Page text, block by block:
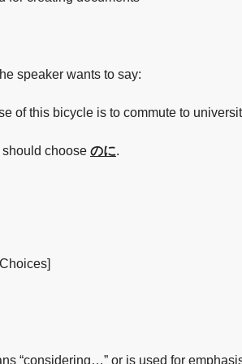
speaker wants to say:
of this bicycle is to commute to
choose のに.
“considering…” or is used for